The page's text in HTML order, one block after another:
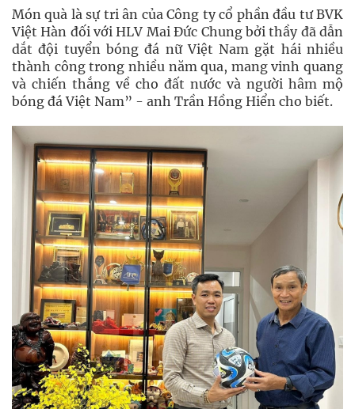
Món quà là sự tri ân của Công ty cổ phần đầu tư BVK
Việt Hàn đối với HLV Mai Đức Chung bởi thầy đã dẫn
dắt đội tuyển bóng đá nữ Việt Nam gặt hái nhiều
thành công trong nhiều năm qua, mang vinh quang
và chiến thắng về cho đất nước và người hâm mộ
bóng đá Việt Nam” - anh Trần Hồng Hiển cho biết.